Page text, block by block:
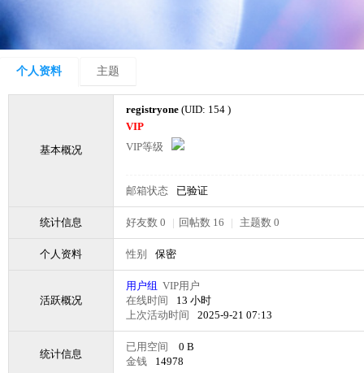
个人资料 主题
基本概况
registryone (UID: 154 )
VIP
VIP等级
邮箱状态 已验证
统计信息 好友数 0 | 回帖数 16 | 主题数 0
个人资料 性别 保密
活跃概况
用户组 VIP用户
在线时间
13 小时
上次活动时间
2025-9-21 07:13
统计信息
已用空间
0 B
金钱
14978